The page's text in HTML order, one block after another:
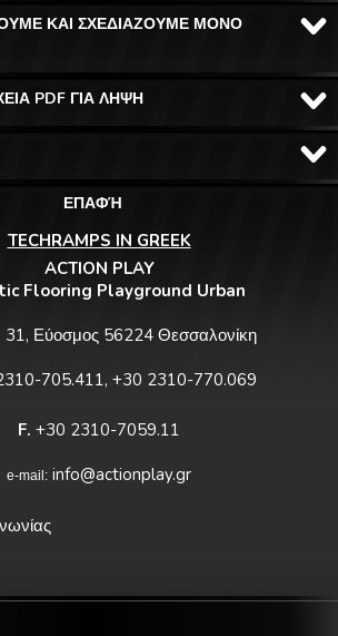
ΚΑΙ ΣΧΕΔΙΑΖΟΥΜΕ ΜΟΝΟ
PDF ΓΙΑ ΛΗΨΗ
ΕΠΑΦΉ
TECHRAMPS IN GREEK
ACTION PLAY
Flooring Playground Urban
Εύοσμος 56224 Θεσσαλονίκη
705.411, +30 2310-770.069
F. +30 2310-7059.11
e-mail: info@actionplay.gr